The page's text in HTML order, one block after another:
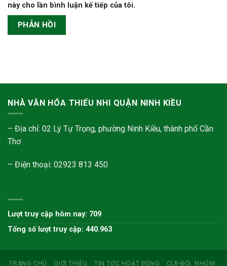
này cho lần bình luận kế tiếp của tôi.
NHÀ VĂN HÓA THIẾU NHI QUẬN NINH KIỀU
– Địa chỉ: 02 Lý Tự Trọng, phường Ninh Kiều, thành phố Cần
Thơ
– Điện thoại: 02923 813 450
Lượt truy cập hôm nay: 709
Tổng số lượt truy cập: 440.963
TRANG CHỦ GIỚI THIỆU TIN TỨC HOẠT ĐỘNG CLB-ĐỘI, NHÓM